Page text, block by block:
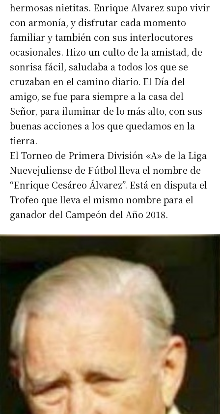
hermosas nietitas. Enrique Alvarez supo vivir
con armonía, y disfrutar cada momento
familiar y también con sus interlocutores
ocasionales. Hizo un culto de la amistad, de
sonrisa fácil, saludaba a todos los que se
cruzaban en el camino diario. El Día del
amigo, se fue para siempre a la casa del
Señor, para iluminar de lo más alto, con sus
buenas acciones a los que quedamos en la
tierra.
El Torneo de Primera División «A» de la Liga
Nuevejuliense de Fútbol lleva el nombre de
“Enrique Cesáreo Álvarez”. Está en disputa el
Trofeo que lleva el mismo nombre para el
ganador del Campeón del Año 2018.